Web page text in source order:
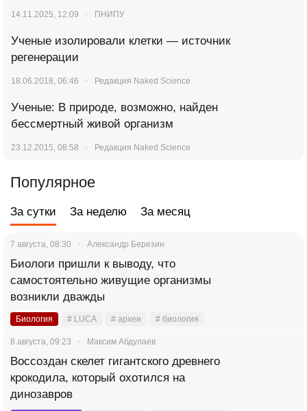
14.11.2025, 12:09 ПНИПУ
Ученые изолировали клетки — источник
регенерации
18.06.2018, 06:46 Редакция Naked Science
Ученые: В природе, возможно, найден
бессмертный живой организм
23.12.2015, 08:58 Редакция Naked Science
Популярное
За сутки За неделю За месяц
7 августа, 08:30 Александр Березин
Биологи пришли к выводу, что
самостоятельно живущие организмы
возникли дважды
Биология # LUCA # археи # биология
8 августа, 09:23 Максим Абдулаев
Воссоздан скелет гигантского древнего
крокодила, который охотился на
динозавров